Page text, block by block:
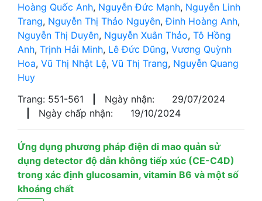
Hoàng Quốc Anh, Nguyễn Đức Mạnh, Nguyễn Linh
Trang, Nguyễn Thị Thảo Nguyên,Đinh Hoàng Anh,
Nguyễn Thị Duyên, Nguyễn Xuân Thảo, Tô Hồng
Anh, Trịnh Hải Minh, Lê Đức Dũng, Vương Quỳnh
Hoa, Vũ Thị Nhật Lệ, Vũ Thị Trang, Nguyễn Quang
Huy
Trang: 551-561
Ngày nhận:
29/07/2024
Ngày chấp nhận: 19/10/2024
Ứng dụng phương pháp điện di mao quản sử
dụng detector độ dẫn không tiếp xúc (CE-C4D)
trong xác định glucosamin, vitamin B6 và một số
khoáng chất